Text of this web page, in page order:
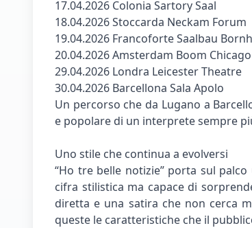
17.04.2026 Colonia Sartory Saal
18.04.2026 Stoccarda Neckam Forum
19.04.2026 Francoforte Saalbau
20.04.2026 Amsterdam Boom Chicago
29.04.2026 Londra Leicester Theatre
30.04.2026 Barcellona Sala Apolo
Un percorso che da Lugano a
e popolare di un interprete sempre
Uno stile che continua a evolversi
“Ho tre belle notizie” porta sul
cifra stilistica ma capace di
diretta e una satira che non cerca
queste le caratteristiche che il